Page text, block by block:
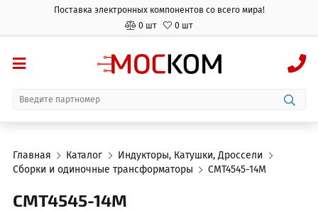
Поставка электронных компонентов со всего мира!
0 шт
0 шт
Главная Каталог
Индукторы, Катушки, Дроссели
Сборки и одиночные трансформаторы
CMT4545-14M
CMT4545-14M